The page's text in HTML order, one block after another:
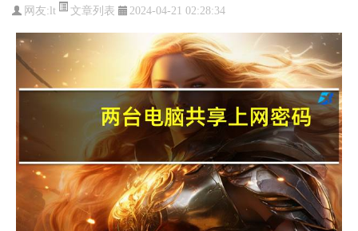
网友: lt 文章列表 2024-04-21 02:28:34